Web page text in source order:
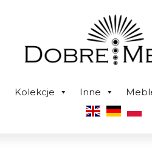
Kolekcje Inne